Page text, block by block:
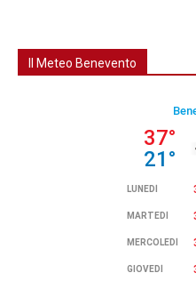
Il Meteo Benevento